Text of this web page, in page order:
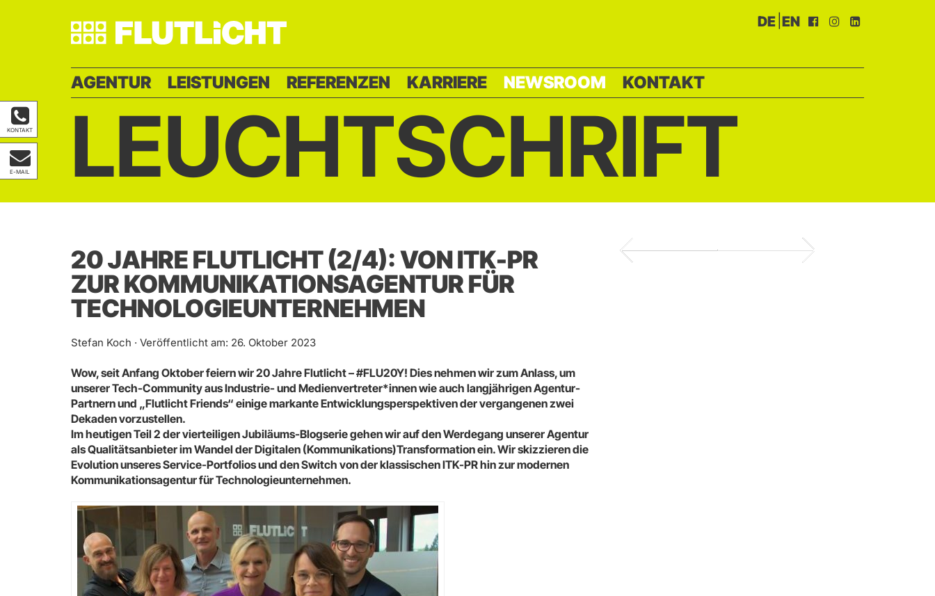
DE EN
AGENTUR LEISTUNGEN REFERENZEN KARRIERE NEWSROOM KONTAKT
KONTAKT
E-MAIL LEUCHTSCHRIFT
20 JAHRE FLUTLICHT (2/4): VON ITK-PR
ZUR KOMMUNIKATIONSAGENTUR FÜR
TECHNOLOGIEUNTERNEHMEN
Stefan Koch · Veröffentlicht am: 26. Oktober 2023
Wow, seit Anfang Oktober feiern wir 20 Jahre Flutlicht – #FLU20Y! Dies nehmen wir zum Anlass, um
unserer Tech-Community aus Industrie- und Medienvertreter*innen wie auch langjährigen Agentur-
Partnern und „Flutlicht Friends“ einige markante Entwicklungsperspektiven der vergangenen zwei
Dekaden vorzustellen.
Im heutigen Teil 2 der vierteiligen Jubiläums-Blogserie gehen wir auf den Werdegang unserer Agentur
als Qualitätsanbieter im Wandel der Digitalen (Kommunikations)Transformation ein. Wir skizzieren die
Evolution unseres Service-Portfolios und den Switch von der klassischen ITK-PR hin zur modernen
Kommunikationsagentur für Technologieunternehmen.